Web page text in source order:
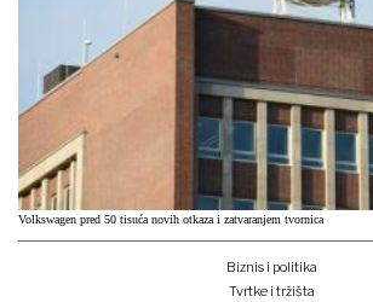
Volkswagen pred 50 tisuća novih otkaza i zatvaranjem tvornica
Biznis i politika
Tvrtke i tržišta